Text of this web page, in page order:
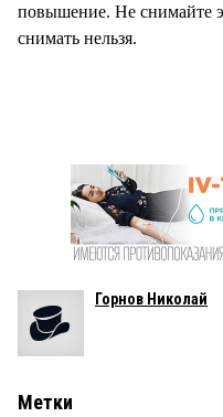
повышение. Не снимайте
снимать нельзя.
Горнов Николай
Метки